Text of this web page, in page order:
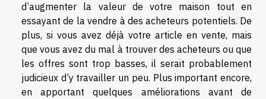
d’augmenter la valeur de votre maison tout en
essayant de la vendre à des acheteurs potentiels. De
plus, si vous avez déjà votre article en vente, mais
que vous avez du mal à trouver des acheteurs ou que
les offres sont trop basses, il serait probablement
judicieux d’y travailler un peu. Plus important encore,
en apportant quelques améliorations avant de